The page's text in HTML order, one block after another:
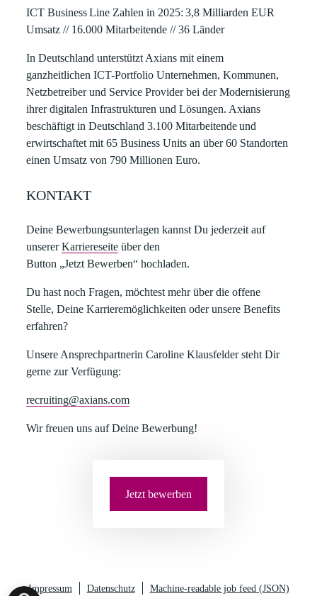
ICT Business Line Zahlen in 2025: 3,8 Milliarden EUR
Umsatz // 16.000 Mitarbeitende // 36 Länder
In Deutschland unterstützt Axians mit einem
ganzheitlichen ICT-Portfolio Unternehmen, Kommunen,
Netzbetreiber und Service Provider bei der Modernisierung
ihrer digitalen Infrastrukturen und Lösungen. Axians
beschäftigt in Deutschland 3.100 Mitarbeitende und
erwirtschaftet mit 65 Business Units an über 60 Standorten
einen Umsatz von 790 Millionen Euro.
KONTAKT
Deine Bewerbungsunterlagen kannst Du jederzeit auf
unsererKarriereseite über den
Button „Jetzt Bewerben“ hochladen.​
​Du hast noch Fragen, möchtest mehr über die offene
Stelle, Deine Karrieremöglichkeiten oder unsere Benefits
erfahren?​
​Unsere Ansprechpartnerin Caroline Klausfelder steht Dir
gerne zur Verfügung:​
recruiting@axians.com
​​Wir freuen uns auf Deine Bewerbung!
Jetzt bewerben
Impressum Datenschutz Machine-readable job feed (JSON)